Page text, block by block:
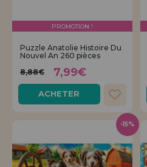
PROMOTION !
Puzzle Anatolie Histoire Du
Nouvel An 260 pièces
8,88€
7,99€
ACHETER
-15%